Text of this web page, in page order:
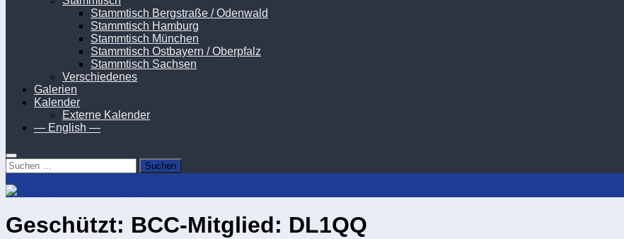
Stammtisch Bergstraße / Odenwald
Stammtisch Hamburg
Stammtisch München
Stammtisch Ostbayern / Oberpfalz
Stammtisch Sachsen
Verschiedenes
Galerien
Kalender
Externe Kalender
— English —
Suchen
nach:
Geschützt: BCC-Mitglied: DL1QQ